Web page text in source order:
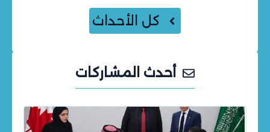
كل الأحداث
أحدث المشاركات